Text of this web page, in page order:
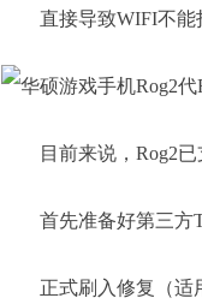
直接导致WIFI不
目前来说，Rog2
首先准备好第三方
正式刷入修复（适